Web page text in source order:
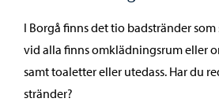
I Borgå finns det tio badstränder som
vid alla finns omklädningsrum eller
samt toaletter eller utedass. Har du
stränder?